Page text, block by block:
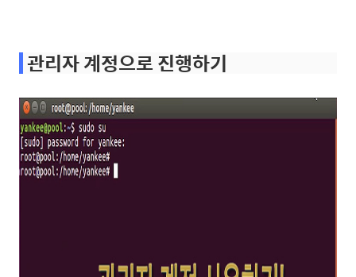
관리자 계정으로 진행하기